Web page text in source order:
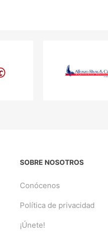
SOBRE NOSOTROS
Conócenos
Política de privacidad
¡Únete!